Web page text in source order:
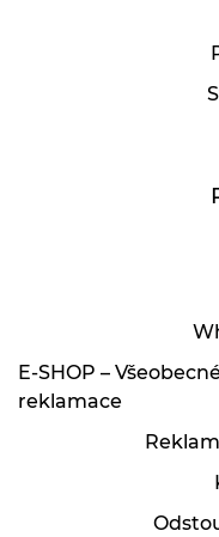
E-SHOP –
reklamace